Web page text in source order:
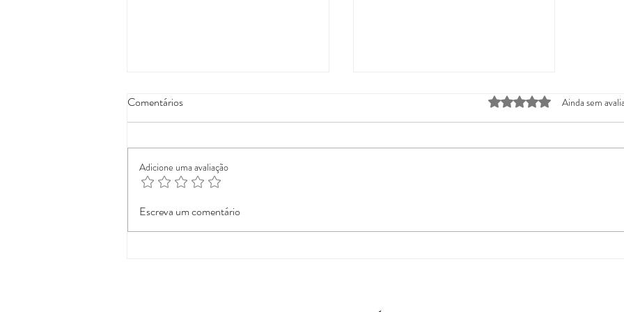
Comentários Avaliado com 0 de 5
Ainda sem
Adicione uma avaliação
Escreva um comentário